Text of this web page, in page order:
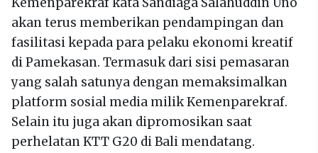
akan terus memberikan pendampingan dan
fasilitasi kepada para pelaku ekonomi kreatif
di Pamekasan. Termasuk dari sisi pemasaran
yang salah satunya dengan memaksimalkan
platform sosial media milik Kemenparekraf.
Selain itu juga akan dipromosikan saat
perhelatan KTT G20 di Bali mendatang.